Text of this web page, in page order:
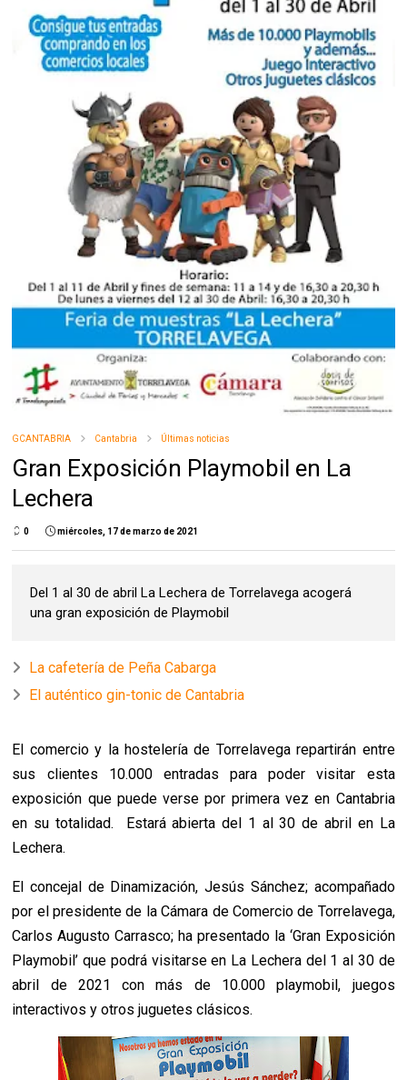
GCANTABRIA Cantabria Últimas noticias
Gran Exposición Playmobil en La
Lechera
0 miércoles, 17 de marzo de 2021
Del 1 al 30 de abril La Lechera de Torrelavega acogerá
una gran exposición de Playmobil
La cafetería de Peña Cabarga
El auténtico gin-tonic de Cantabria
El comercio y la hostelería de Torrelavega repartirán entre
sus clientes 10.000 entradas para poder visitar esta
exposición que puede verse por primera vez en Cantabria
en su totalidad. Estará abierta del 1 al 30 de abril en La
Lechera.
El concejal de Dinamización, Jesús Sánchez; acompañado
por el presidente de la Cámara de Comercio de Torrelavega,
Carlos Augusto Carrasco; ha presentado la ‘Gran Exposición
Playmobil’ que podrá visitarse en La Lechera del 1 al 30 de
abril de 2021 con más de 10.000 playmobil, juegos
interactivos y otros juguetes clásicos.